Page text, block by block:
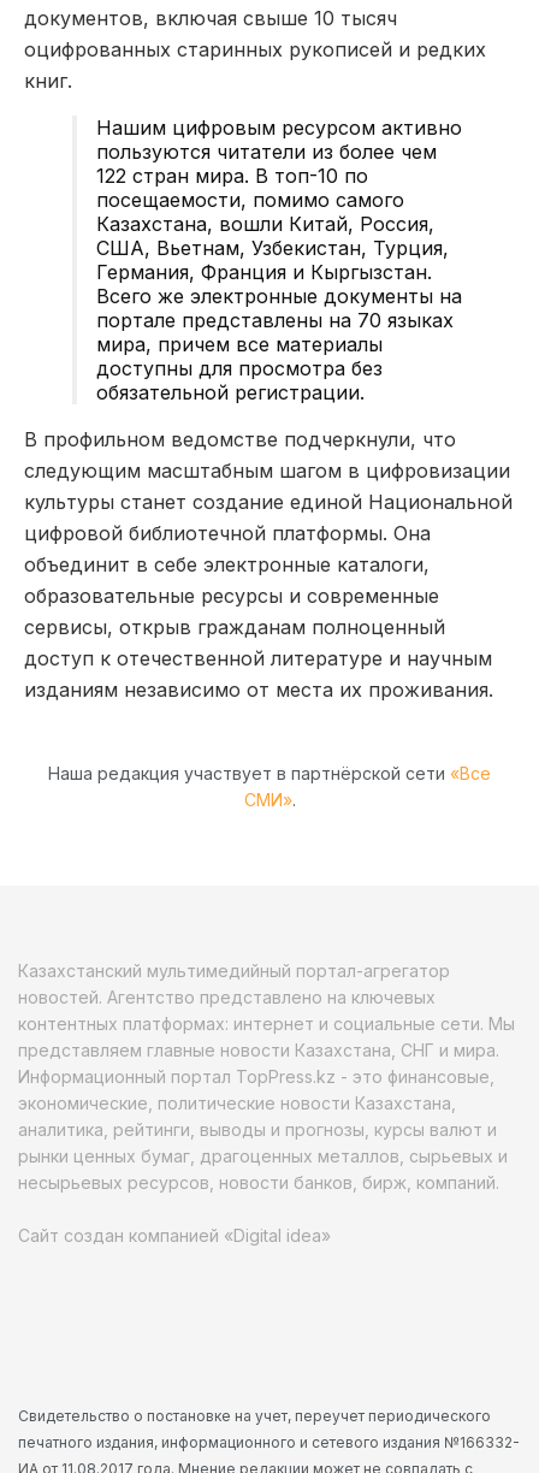
документов, включая свыше 10 тысяч
оцифрованных старинных рукописей и редких
книг.
Нашим цифровым ресурсом активно
пользуются читатели из более чем
122 стран мира. В топ-10 по
посещаемости, помимо самого
Казахстана, вошли Китай, Россия,
США, Вьетнам, Узбекистан, Турция,
Германия, Франция и Кыргызстан.
Всего же электронные документы на
портале представлены на 70 языках
мира, причем все материалы
доступны для просмотра без
обязательной регистрации.
В профильном ведомстве подчеркнули, что
следующим масштабным шагом в цифровизации
культуры станет создание единой Национальной
цифровой библиотечной платформы. Она
объединит в себе электронные каталоги,
образовательные ресурсы и современные
сервисы, открыв гражданам полноценный
доступ к отечественной литературе и научным
изданиям независимо от места их проживания.
Наша редакция участвует в партнёрской сети «Все
СМИ».
Казахстанский мультимедийный портал-агрегатор
новостей. Агентство представлено на ключевых
контентных платформах: интернет и социальные сети. Мы
представляем главные новости Казахстана, СНГ и мира.
Информационный портал TopPress.kz - это финансовые,
экономические, политические новости Казахстана,
аналитика, рейтинги, выводы и прогнозы, курсы валют и
рынки ценных бумаг, драгоценных металлов, сырьевых и
несырьевых ресурсов, новости банков, бирж, компаний.
Сайт создан компанией «Digital idea»
Свидетельство о постановке на учет, переучет периодического
печатного издания, информационного и сетевого издания №166332-
ИА от 11.08.2017 года. Мнение редакции может не совпадать с